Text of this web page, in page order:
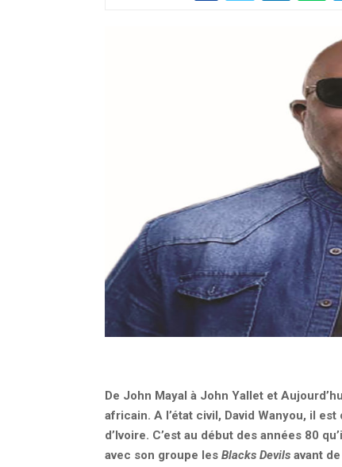
De John Mayal à John Yallet et
africain. A l’état civil, David Wanyou, il
d’Ivoire. C’est au début des années 80
avec son groupe les Blacks Devils avant